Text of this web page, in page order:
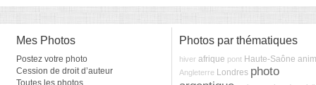
Mes Photos
Postez votre photo
Cession de droit d’auteur
Toutes les photos
Photos par thématiques
hiver afrique pont Haute-Saône
Angleterre Londres photo